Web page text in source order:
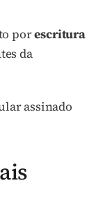
porescritura
da
assinado